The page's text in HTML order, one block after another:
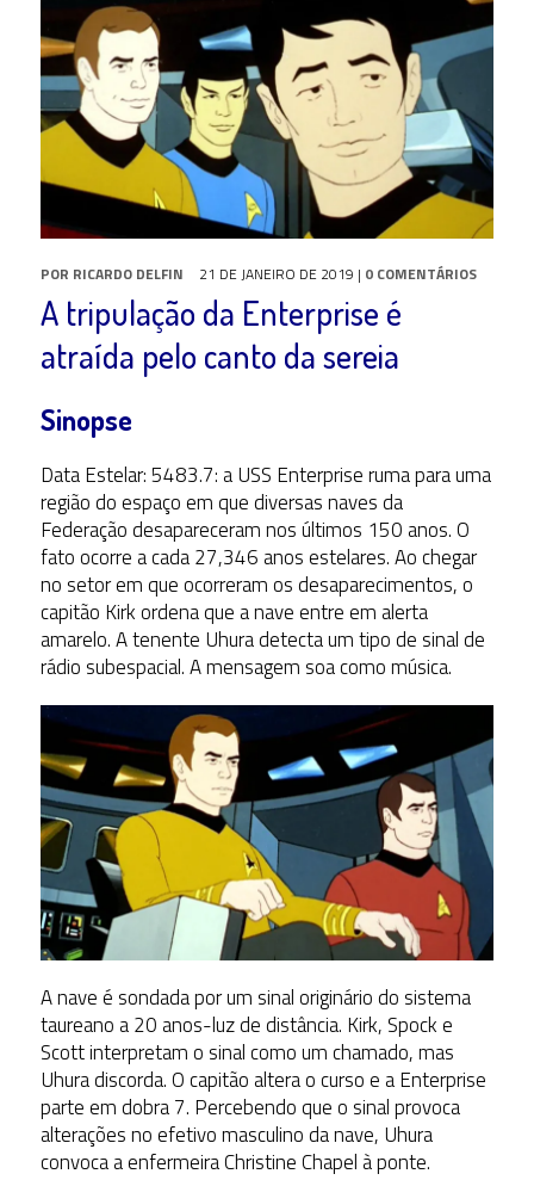
POR RICARDO DELFIN 21 DE JANEIRO DE 2019 | 0 COMENTÁRIOS
A tripulação da Enterprise é
atraída pelo canto da sereia
Sinopse
Data Estelar: 5483.7: a USS Enterprise ruma para uma
região do espaço em que diversas naves da
Federação desapareceram nos últimos 150 anos. O
fato ocorre a cada 27,346 anos estelares. Ao chegar
no setor em que ocorreram os desaparecimentos, o
capitão Kirk ordena que a nave entre em alerta
amarelo. A tenente Uhura detecta um tipo de sinal de
rádio subespacial. A mensagem soa como música.
A nave é sondada por um sinal originário do sistema
taureano a 20 anos-luz de distância. Kirk, Spock e
Scott interpretam o sinal como um chamado, mas
Uhura discorda. O capitão altera o curso e a Enterprise
parte em dobra 7. Percebendo que o sinal provoca
alterações no efetivo masculino da nave, Uhura
convoca a enfermeira Christine Chapel à ponte.